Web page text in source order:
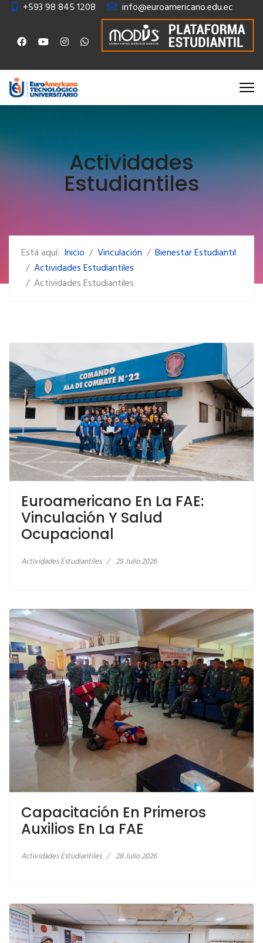
+593 98 845 1208 info@euroamericano.edu.ec
Actividades
Estudiantiles
Está aquí: Inicio Vinculación
Bienestar Estudiantil
Actividades Estudiantiles
Actividades Estudiantiles
LEER MÁS… EUROAMERICANO EN LA FAE:
VINCULACIÓN Y SALUD OCUPACIONAL
Euroamericano En La FAE:
Vinculación Y Salud
Ocupacional
Actividades Estudiantiles 29 Julio 2026
LEER MÁS… CAPACITACIÓN EN PRIMEROS AUXILIOS
EN LA FAE
Capacitación En Primeros
Auxilios En La FAE
Actividades Estudiantiles 28 Julio 2026
LEER MÁS… CIERRE DE PROYECTO DE
VINCULACIÓN